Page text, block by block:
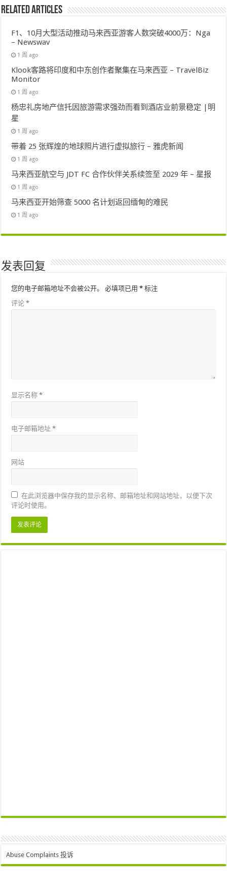
Related Articles
F1、10月大型活动推动马来西亚游客人数突破4000万：Nga
– Newswav
1 周 ago
Klook客路将印度和中东创作者聚集在马来西亚 – TravelBiz
Monitor
1 周 ago
杨忠礼房地产信托因旅游需求强劲而看到酒店业前景稳定 |明
星
1 周 ago
带着 25 张辉煌的地球照片进行虚拟旅行 – 雅虎新闻
1 周 ago
马来西亚航空与 JDT FC 合作伙伴关系续签至 2029 年 – 星报
1 周 ago
马来西亚开始筛查 5000 名计划返回缅甸的难民
1 周 ago
发表回复
您的电子邮箱地址不会被公开。 必填项已用* 标注
评论*
显示名称*
电子邮箱地址*
网站
在此浏览器中保存我的显示名称、邮箱地址和网站地址，以便下次
评论时使用。
Abuse Complaints 投诉